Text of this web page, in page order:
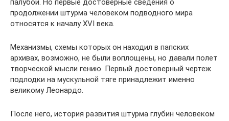
продолжении штурма человеком подводного мира
относятся к началу XVI века.
Механизмы, схемы которых он находил в папских
архивах, возможно, не были воплощены, но давали полет
творческой мысли гению. Первый достоверный чертеж
подлодки на мускульной тяге принадлежит именно
великому Леонардо.
После него, история развития штурма глубин человеком